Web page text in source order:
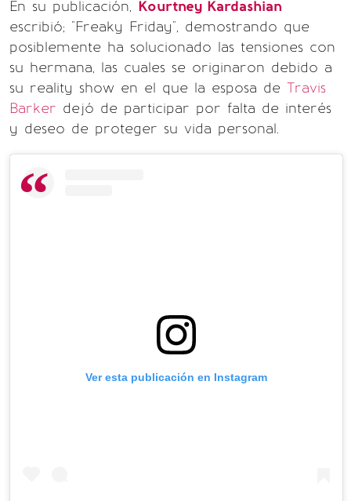
En su publicación, Kourtney Kardashian
escribió; "Freaky Friday", demostrando que
posiblemente ha solucionado las tensiones con
su hermana, las cuales se originaron debido a
su reality show en el que la esposa de Travis
Barker dejó de participar por falta de interés
y deseo de proteger su vida personal.
Ver esta publicación en Instagram